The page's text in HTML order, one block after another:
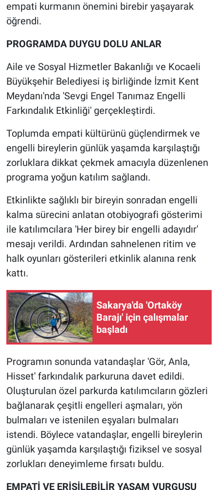
empati kurmanın önemini birebir yaşayarak
öğrendi.
PROGRAMDA DUYGU DOLU ANLAR
Aile ve Sosyal Hizmetler Bakanlığı ve Kocaeli
Büyükşehir Belediyesi iş birliğinde İzmit Kent
Meydanı'nda 'Sevgi Engel Tanımaz Engelli
Farkındalık Etkinliği' gerçekleştirdi.
Toplumda empati kültürünü güçlendirmek ve
engelli bireylerin günlük yaşamda karşılaştığı
zorluklara dikkat çekmek amacıyla düzenlenen
programa yoğun katılım sağlandı.
Etkinlikte sağlıklı bir bireyin sonradan engelli
kalma sürecini anlatan otobiyografi gösterimi
ile katılımcılara 'Her birey bir engelli adayıdır'
mesajı verildi. Ardından sahnelenen ritim ve
halk oyunları gösterileri etkinlik alanına renk
kattı.
Sakarya'da 'Ortaköy
Barajı' için çalışmalar
başladı
Programın sonunda vatandaşlar 'Gör, Anla,
Hisset' farkındalık parkuruna davet edildi.
Oluşturulan özel parkurda katılımcıların gözleri
bağlanarak çeşitli engelleri aşmaları, yön
bulmaları ve istenilen eşyaları bulmaları
istendi. Böylece vatandaşlar, engelli bireylerin
günlük yaşamda karşılaştığı fiziksel ve sosyal
zorlukları deneyimleme fırsatı buldu.
EMPATİ VE ERİŞİLEBİLİR YAŞAM VURGUSU